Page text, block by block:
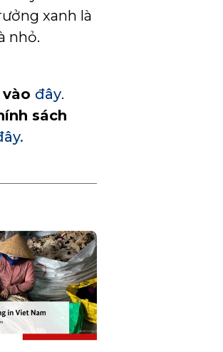
xanh là
nhỏ.
vào đây.
sách